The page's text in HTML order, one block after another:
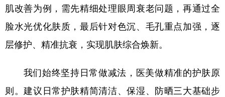
肌改善为例，需先精细处理眼周衰老问题，再通过全
脸水光优化肤质，最后针对色沉、毛孔重点加强，逐
层修护、精准抗衰，实现肌肤综合焕新。
我们始终坚持日常做减法，医美做精准的护肤原
则。建议日常护肤精简清洁、保湿、防晒三大基础步